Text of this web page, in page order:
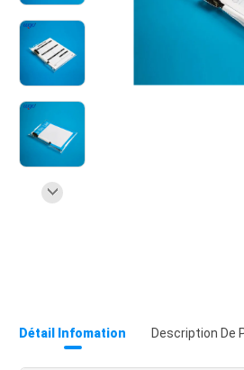
Détail Infomation Description De